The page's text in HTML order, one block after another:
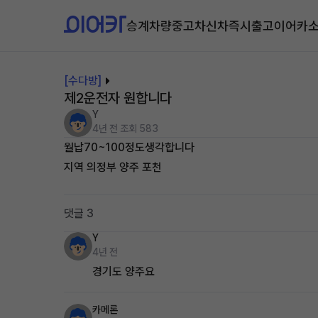
승계차량중고차신차즉시출고이어카
[수다방]
제2운전자 원합니다
Y
4년 전 조회 583
월납70~100정도생각합니다
지역 의정부 양주 포천
댓글 3
Y
4년 전
경기도 양주요
카메론